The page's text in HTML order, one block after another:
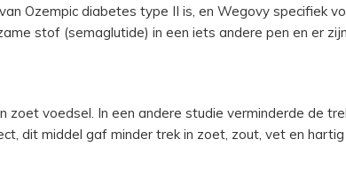
Ozempic diabetes type II is, en Wegovy specifiek
stof (semaglutide) in een iets andere pen en er
voedsel. In een andere studie verminderde de
dit middel gaf minder trek in zoet, zout, vet en